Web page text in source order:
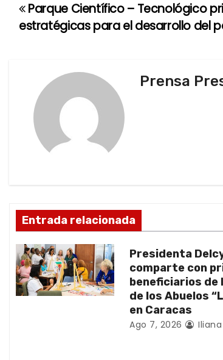
N
ó
n
d
e
Parque Científico – Tecnológico
estratégicas para el desarrollo del
Prensa
Entrada relacionada
Presidenta
comparte con
beneficiarios de
de los Abuelos
en Caracas
Ago 7, 2026